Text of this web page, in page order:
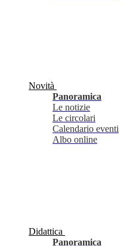
Novità
Panoramica
Le notizie
Le circolari
Calendario eventi
Albo online
Didattica
Panoramica